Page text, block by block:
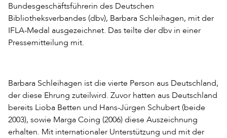
Bundesgeschäftsführerin des Deutschen
Bibliotheksverbandes (dbv), Barbara Schleihagen, mit der
IFLA-Medal ausgezeichnet. Das teilte der dbv in einer
Pressemitteilung mit.
Barbara Schleihagen ist die vierte Person aus Deutschland,
der diese Ehrung zuteilwird. Zuvor hatten aus Deutschland
bereits Lioba Betten und Hans-Jürgen Schubert (beide
2003), sowie Marga Coing (2006) diese Auszeichnung
erhalten. Mit internationaler Unterstützung und mit der